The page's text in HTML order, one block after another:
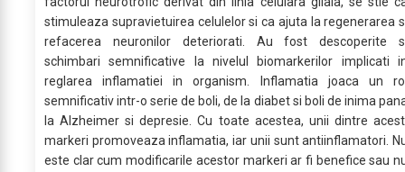
stimuleaza supravietuirea celulelor si ca ajuta la regenerarea
refacerea neuronilor deteriorati. Au fost descoperite
schimbari semnificative la nivelul biomarkerilor implicati
reglarea inflamatiei in organism. Inflamatia joaca un
semnificativ intr-o serie de boli, de la diabet si boli de inima
la Alzheimer si depresie. Cu toate acestea, unii dintre
markeri promoveaza inflamatia, iar unii sunt antiinflamatori.
este clar cum modificarile acestor markeri ar fi benefice sau